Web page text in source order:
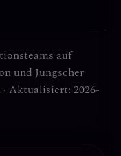
auf
und Jungscher
· Aktualisiert: 2026-